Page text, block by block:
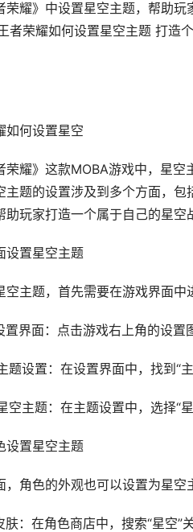
荣耀》中设置星空主题，帮助
者荣耀如何设置星空主题 打造
如何设置星空
荣耀》这款MOBA游戏中，星
主题的设置涉及到多个方面，
助玩家打造一个属于自己的星空
设置星空主题
空主题，首先需要在游戏界面中
置界面：点击游戏右上角的设置
题设置：在设置界面中，找到“
空主题：在主题设置中，选择“
设置星空主题
，角色的外观也可以设置为星空
肤：在角色商店中，搜索“星空